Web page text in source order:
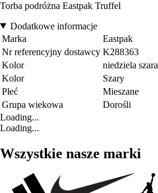
Torba podróżna Eastpak Truffel
Dodatkowe informacje
Marka
Eastpak
Nr referencyjny dostawcy K288363
Kolor
niedziela szara
Kolor
Szary
Płeć
Mieszane
Grupa wiekowa
Dorośli
Loading...
Loading...
Wszystkie nasze marki